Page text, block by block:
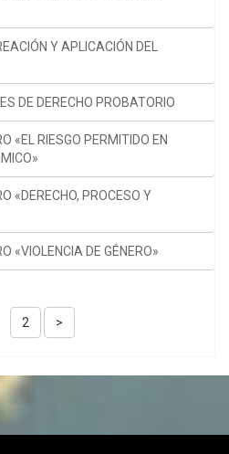
Y APLICACIÓN DEL
DE DERECHO PROBATORIO
«EL RIESGO PERMITIDO EN
«DERECHO, PROCESO Y
«VIOLENCIA DE GÉNERO»
2 >